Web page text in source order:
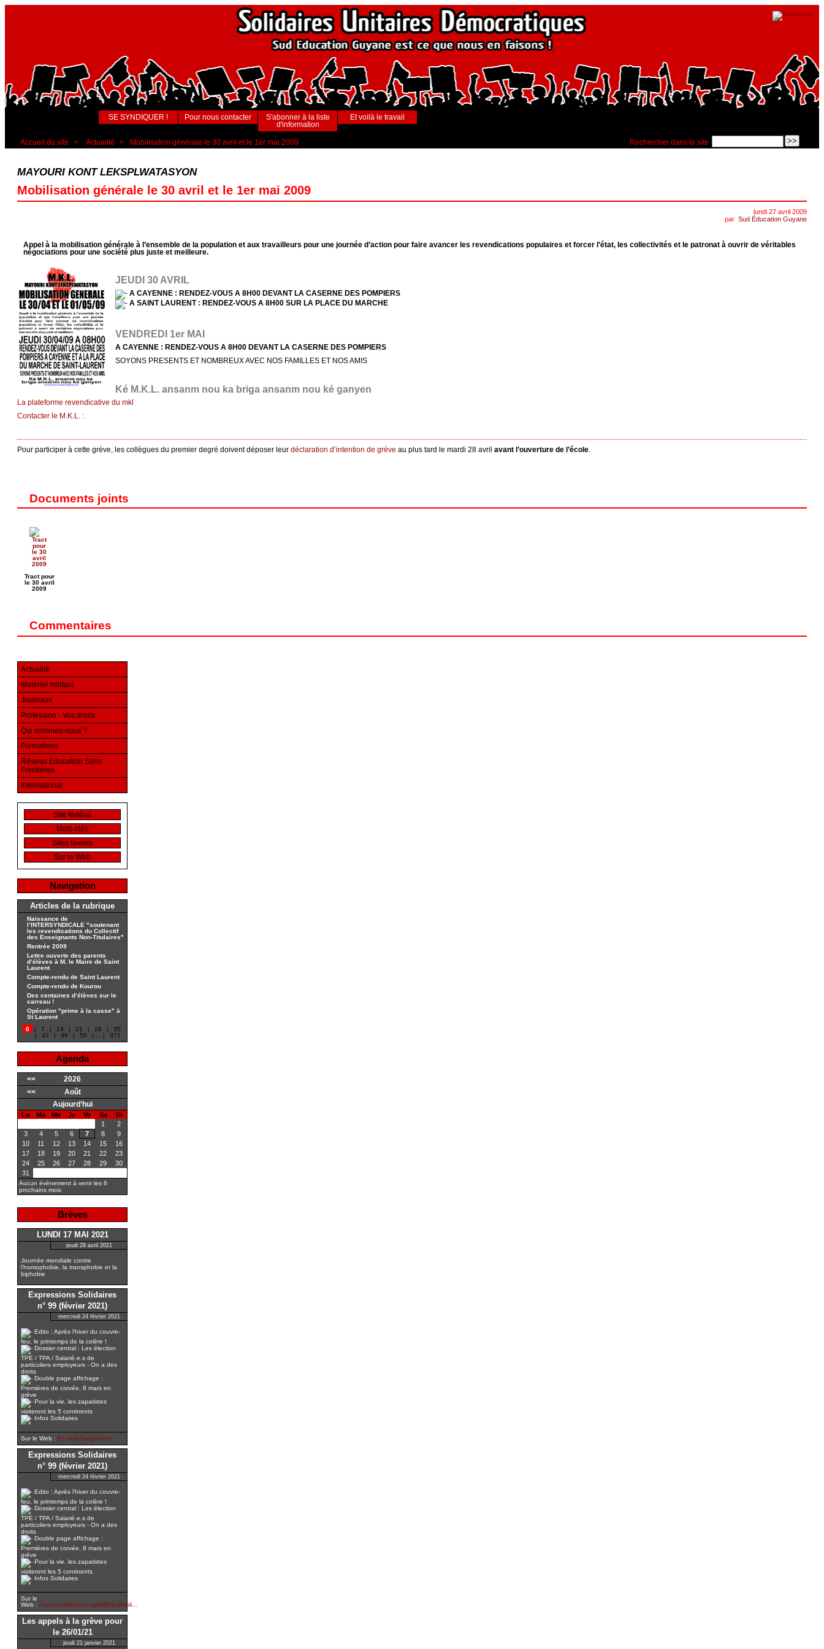
SE SYNDIQUER ! Pour nous contacter
S'abonner à la liste
d'information
Et voilà le travail
Rechercher dans le site
Accueil du site > Actualité > Mobilisation générale le 30 avril et le 1er mai 2009
MAYOURI KONT LEKSPLWATASYON
Mobilisation générale le 30 avril et le 1er mai 2009
lundi 27 avril 2009
par Sud Éducation Guyane
Appel à la mobilisation générale à l’ensemble de la population et aux travailleurs pour une journée d’action pour faire avancer les revendications populaires et forcer l’état, les collectivités et le patronat à ouvrir de véritables
négociations pour une société plus juste et meilleure.
JEUDI 30 AVRIL
A CAYENNE : RENDEZ-VOUS A 8H00 DEVANT LA CASERNE DES POMPIERS
A SAINT LAURENT : RENDEZ-VOUS A 8H00 SUR LA PLACE DU MARCHE
VENDREDI 1er MAI
A CAYENNE : RENDEZ-VOUS A 8H00 DEVANT LA CASERNE DES POMPIERS
SOYONS PRESENTS ET NOMBREUX AVEC NOS FAMILLES ET NOS AMIS
Ké M.K.L. ansanm nou ka briga ansanm nou ké ganyen
La plateforme revendicative du mkl
Contacter le M.K.L. :
Pour participer à cette grève, les collègues du premier degré doivent déposer leur déclaration d’intention de grève au plus tard le mardi 28 avril avant l’ouverture de l’école.
Documents joints
Tract pour
le 30 avril
2009
Commentaires
Actualité
Matériel militant
Journaux
Profession - Vos droits
Qui sommes-nous ?
Formations
Réseau Education Sans
Frontières
International
Site fédéral
Mots-clés
Sites favoris
Sur le Web
Navigation
Articles de la rubrique
Naissance de
l’INTERSYNDICALE "soutenant
les revendications du Collectif
des Enseignants Non-Titulaires"
Rentrée 2009
Lettre ouverte des parents
d’élèves à M. le Maire de Saint
Laurent
Compte-rendu de Saint Laurent
Compte-rendu de Kourou
Des centaines d’élèves sur le
carreau !
Opération "prime à la casse" à
St Laurent
0
7 14 21 28
35
42 49 56 ... 371
Agenda
<<
2026
<<
Août
Aujourd’hui
Lu Ma Me Je Ve Sa
Di
1
2
3
4 5 6 7 8
9
10
11 12 13 14 15
16
17
18 19 20 21 22
23
24
25 26 27 28 29
30
31
Aucun évènement à venir les 6
prochains mois
Brèves
LUNDI 17 MAI 2021
jeudi 29 avril 2021
Journée mondiale contre
l’homophobie, la transphobie et la
biphobie
Expressions Solidaires
n° 99 (février 2021)
mercredi 24 février 2021
Edito : Après l’hiver du couvre-
feu, le printemps de la colère !
Dossier central : Les élection
TPE / TPA / Salarié.e.s de
particuliers employeurs - On a des
droits
Double page affichage :
Premières de corvée, 8 mars en
grève
Pour la vie. les zapatistes
visiteront les 5 continents
Infos Solidaires
Sur le Web : En téléchargement
Expressions Solidaires
n° 99 (février 2021)
mercredi 24 février 2021
Edito : Après l’hiver du couvre-
feu, le printemps de la colère !
Dossier central : Les élection
TPE / TPA / Salarié.e.s de
particuliers employeurs - On a des
droits
Double page affichage :
Premières de corvée, 8 mars en
grève
Pour la vie. les zapatistes
visiteront les 5 continents
Infos Solidaires
Sur le
Web : https://solidaires.org/IMG/pdf/soli...
Les appels à la grève pour
le 26/01/21
jeudi 21 janvier 2021